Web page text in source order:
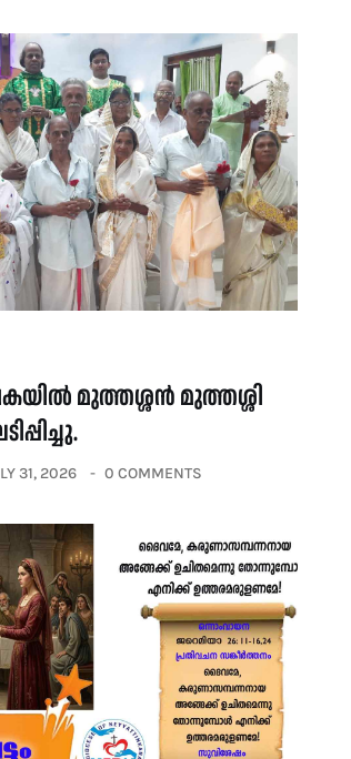
മുത്തശ്ശന്‍ മുത്തശ്ശി
31, 2026 0 COMMENTS